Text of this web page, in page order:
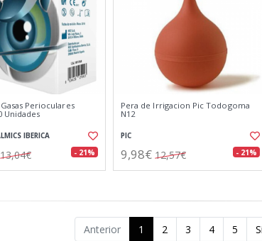
Perioculares
Unidades
IBERICA
13,04€ - 21%
Pera de Irrigacion Pic Todogoma
N12
PIC
9,98€ 12,57€ - 21%
Anterior 1 2 3 4 5